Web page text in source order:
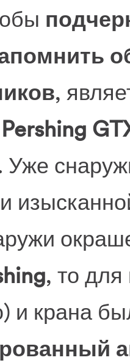
,
Pershing
Уже
, то для
и крана